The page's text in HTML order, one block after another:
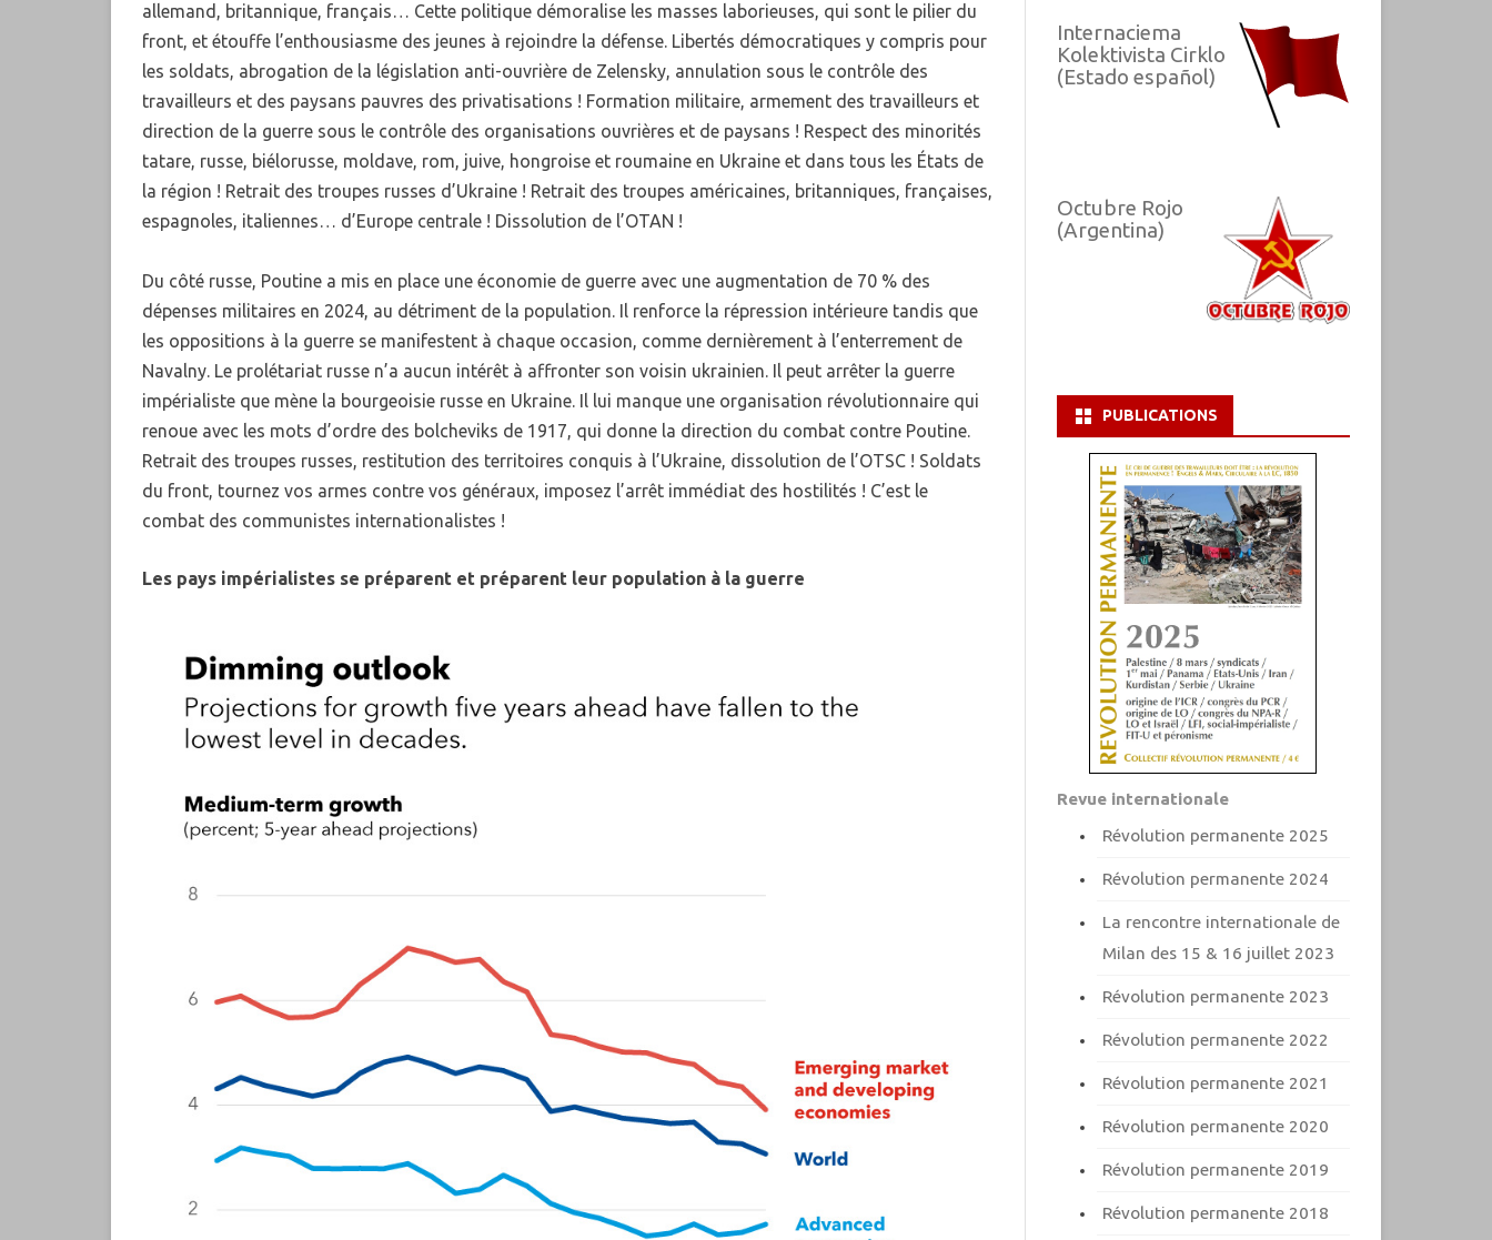
allemand, britannique, français… Cette politique démoralise les masses laborieuses, qui sont le pilier du
front, et étouffe l’enthousiasme des jeunes à rejoindre la défense. Libertés démocratiques y compris pour
les soldats, abrogation de la législation anti-ouvrière de Zelensky, annulation sous le contrôle des
travailleurs et des paysans pauvres des privatisations ! Formation militaire, armement des travailleurs et
direction de la guerre sous le contrôle des organisations ouvrières et de paysans ! Respect des minorités
tatare, russe, biélorusse, moldave, rom, juive, hongroise et roumaine en Ukraine et dans tous les États de
la région ! Retrait des troupes russes d’Ukraine ! Retrait des troupes américaines, britanniques, françaises,
espagnoles, italiennes… d’Europe centrale ! Dissolution de l’OTAN !
Du côté russe, Poutine a mis en place une économie de guerre avec une augmentation de 70 % des
dépenses militaires en 2024, au détriment de la population. Il renforce la répression intérieure tandis que
les oppositions à la guerre se manifestent à chaque occasion, comme dernièrement à l’enterrement de
Navalny. Le prolétariat russe n’a aucun intérêt à affronter son voisin ukrainien. Il peut arrêter la guerre
impérialiste que mène la bourgeoisie russe en Ukraine. Il lui manque une organisation révolutionnaire qui
renoue avec les mots d’ordre des bolcheviks de 1917, qui donne la direction du combat contre Poutine.
Retrait des troupes russes, restitution des territoires conquis à l’Ukraine, dissolution de l’OTSC ! Soldats
du front, tournez vos armes contre vos généraux, imposez l’arrêt immédiat des hostilités ! C’est le
combat des communistes internationalistes !
Les pays impérialistes se préparent et préparent leur population à la guerre
Internaciema
Kolektivista Cirklo
(Estado español)
Octubre Rojo
(Argentina)
PUBLICATIONS
Revue internationale
Révolution permanente 2025
Révolution permanente 2024
La rencontre internationale de
Milan des 15 & 16 juillet 2023
Révolution permanente 2023
Révolution permanente 2022
Révolution permanente 2021
Révolution permanente 2020
Révolution permanente 2019
Révolution permanente 2018